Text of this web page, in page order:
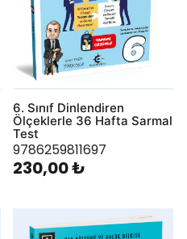
6. Sınıf Dinlendiren
Ölçeklerle 36 Hafta Sarmal
Test
9786259811697
230,00 ₺